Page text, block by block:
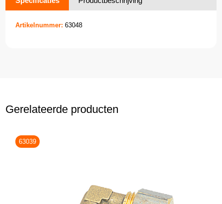
Artikelnummer: 63048
Gerelateerde producten
63039